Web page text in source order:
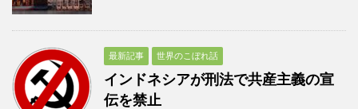
最新記事 世界のこぼれ話
インドネシアが刑法で共産主義の宣
伝を禁止